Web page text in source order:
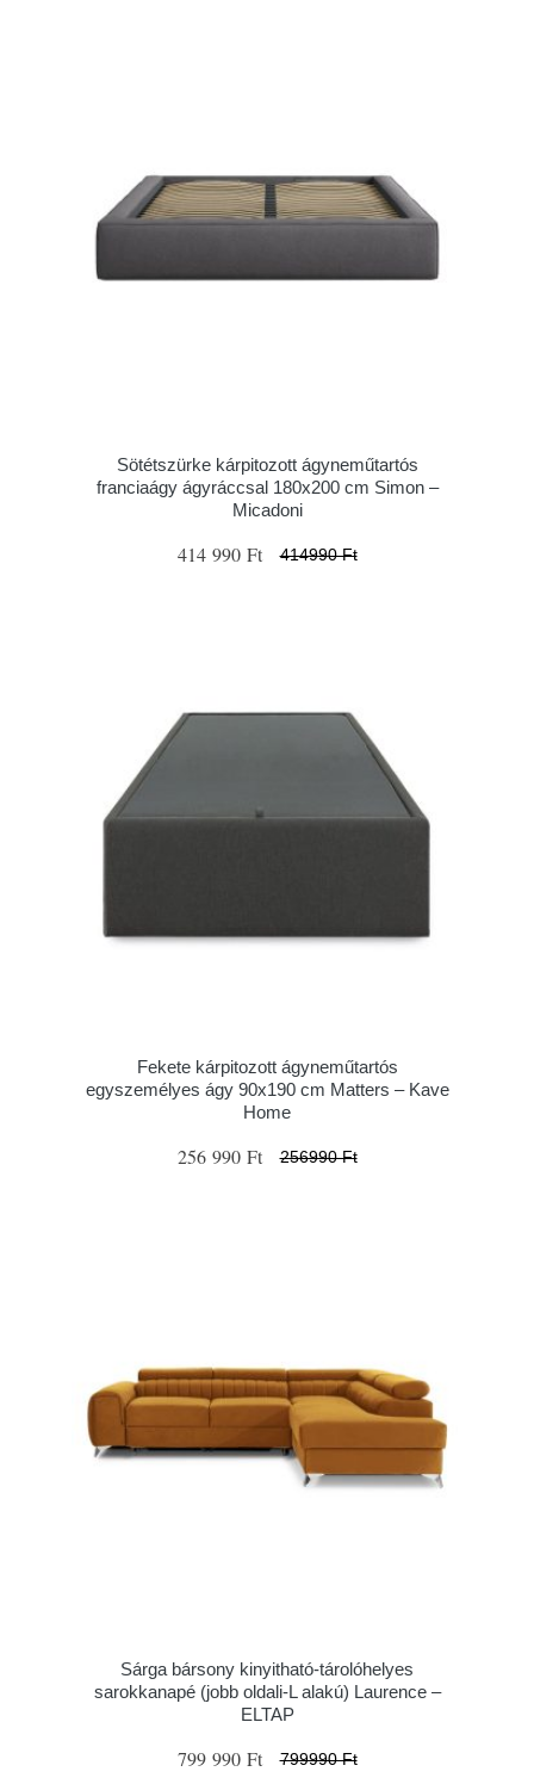
Sötétszürke kárpitozott ágyneműtartós
franciaágy ágyráccsal 180x200 cm Simon –
Micadoni
414 990 Ft 414990 Ft
Fekete kárpitozott ágyneműtartós
egyszemélyes ágy 90x190 cm Matters – Kave
Home
256 990 Ft 256990 Ft
Sárga bársony kinyitható-tárolóhelyes
sarokkanapé (jobb oldali-L alakú) Laurence –
ELTAP
799 990 Ft 799990 Ft